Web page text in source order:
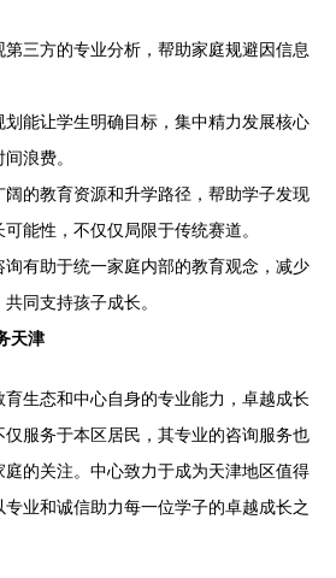
第三方的专业分析，帮助家庭规避因信息
划能让学生明确目标，集中精力发展核心
浪费。
阔的教育资源和升学路径，帮助学子发现
能性，不仅仅局限于传统赛道。
询有助于统一家庭内部的教育观念，减少
同支持孩子成长。
天津
生态和中心自身的专业能力，卓越成长
服务于本区居民，其专业的咨询服务也
的关注。中心致力于成为天津地区值得
业和诚信助力每一位学子的卓越成长之